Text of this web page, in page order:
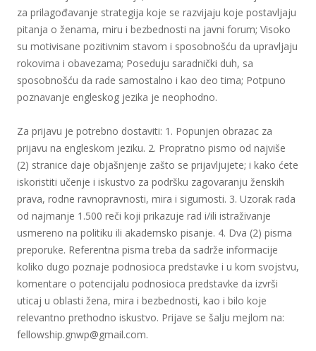
za prilagođavanje strategija koje se razvijaju koje postavljaju
pitanja o ženama, miru i bezbednosti na javni forum; Visoko
su motivisane pozitivnim stavom i sposobnošću da upravljaju
rokovima i obavezama; Poseduju saradnički duh, sa
sposobnošću da rade samostalno i kao deo tima; Potpuno
poznavanje engleskog jezika je neophodno.
Za prijavu je potrebno dostaviti: 1. Popunjen obrazac za
prijavu na engleskom jeziku. 2. Propratno pismo od najviše
(2) stranice daje objašnjenje zašto se prijavljujete; i kako ćete
iskoristiti učenje i iskustvo za podršku zagovaranju ženskih
prava, rodne ravnopravnosti, mira i sigurnosti. 3. Uzorak rada
od najmanje 1.500 reči koji prikazuje rad i/ili istraživanje
usmereno na politiku ili akademsko pisanje. 4. Dva (2) pisma
preporuke. Referentna pisma treba da sadrže informacije
koliko dugo poznaje podnosioca predstavke i u kom svojstvu,
komentare o potencijalu podnosioca predstavke da izvrši
uticaj u oblasti žena, mira i bezbednosti, kao i bilo koje
relevantno prethodno iskustvo. Prijave se šalju mejlom na:
fellowship.gnwp@gmail.com.